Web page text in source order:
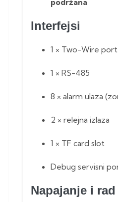
podržana
Interfejsi
1 × Two-Wire
1 × RS-485
8 × alarm ulaza
2 × relejna izlaza
1 × TF card slot
Debug servisni
Napajanje i rad